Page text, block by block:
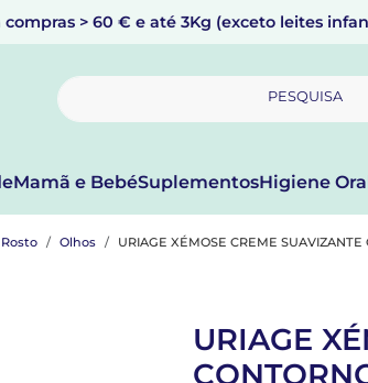
compras > 60 € e até 3Kg (exceto leites
PESQUISA
Mamã e BebéSuplementosHigiene
Rosto Olhos URIAGE XÉMOSE CREME SUAVIZANTE
URIAGE